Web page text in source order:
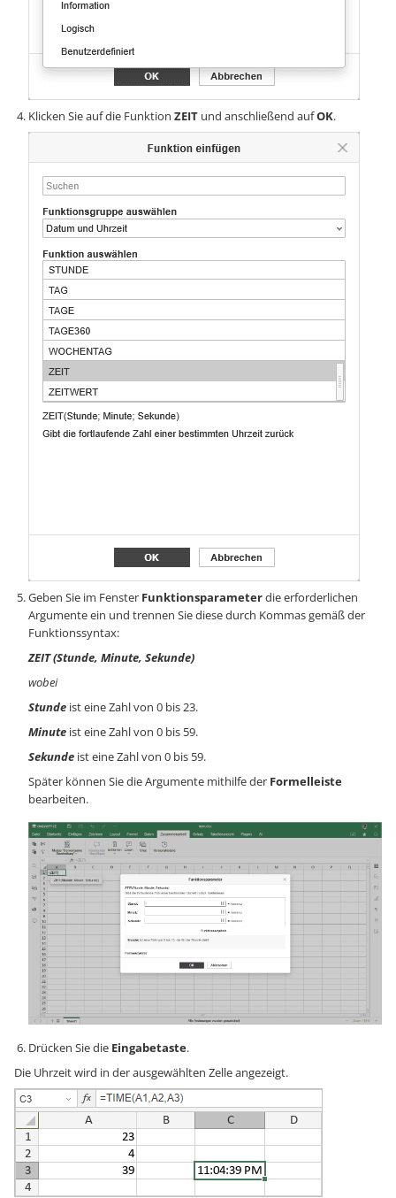
Klicken Sie auf die Funktion ZEIT und anschließend aufOK.
Geben Sie im Fenster Funktionsparameterdie erforderlichen
Argumente ein und trennen Sie diese durch Kommas gemäß der
Funktionssyntax:
ZEIT (Stunde, Minute, Sekunde)
wobei
Stunde ist eine Zahl von 0 bis 23.
Minute ist eine Zahl von 0 bis 59.
Sekunde ist eine Zahl von 0 bis 59.
Später können Sie die Argumente mithilfe der Formelleiste
bearbeiten.
Drücken Sie die Eingabetaste.
Die Uhrzeit wird in der ausgewählten Zelle angezeigt.